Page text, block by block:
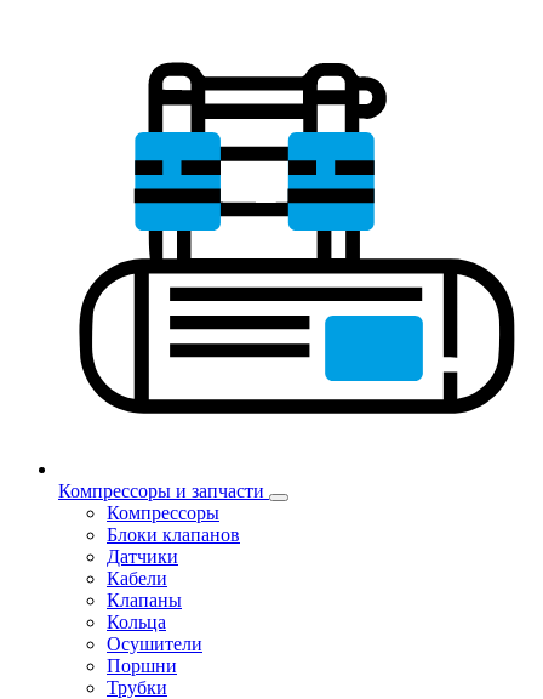
Компрессоры и запчасти
Компрессоры
Блоки клапанов
Датчики
Кабели
Клапаны
Кольца
Осушители
Поршни
Трубки